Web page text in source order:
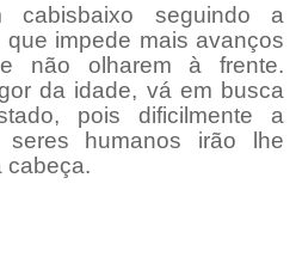
cabisbaixo seguindo a
impede mais avanços
não olharem à frente.
da idade, vá em busca
pois dificilmente a
humanos irão lhe
cabeça.